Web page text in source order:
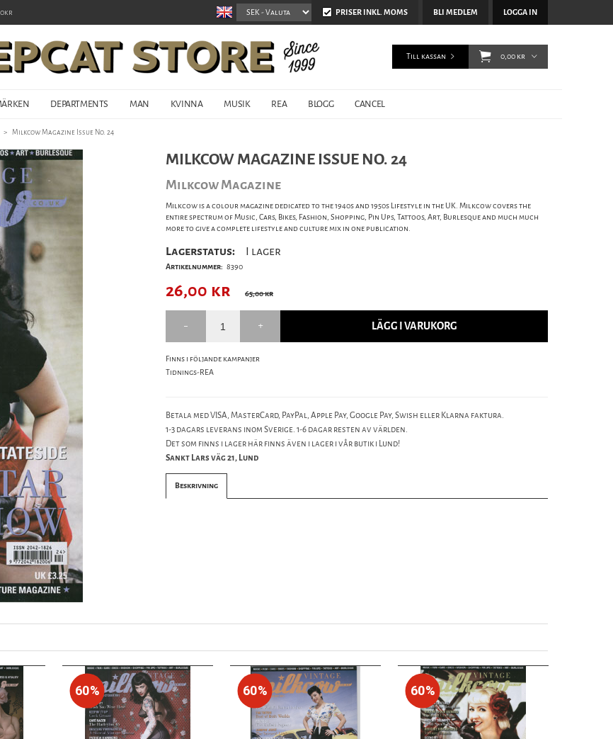
BLI MEDLEM LOGGA IN
PRISER INKL. MOMS
DEPARTMENTS MAN KVINNA MUSIK REA BLOGG CANCEL
Till kassan 0,00 kr
> Milkcow Magazine Issue No. 24
MILKCOW MAGAZINE ISSUE NO. 24
Milkcow Magazine
Milkcow is a colour magazine dedicated to the 1940s and 1950s Lifestyle in the UK. Milkcow covers the
entire spectrum of Music, Cars, Bikes, Fashion, Shopping, Pin Ups, Tattoos, Art, Burlesque and much much
more to give a complete lifestyle and culture mix in one publication.
Lagerstatus: I lager
Artikelnummer: 8390
26,00 kr 65,00 kr
LÄGG I VARUKORG
Finns i följande kampanjer
Tidnings-REA
Betala med VISA, MasterCard, PayPal, Apple Pay, Google Pay, Swish eller Klarna faktura.
1-3 dagars leverans inom Sverige. 1-6 dagar resten av världen.
Det som finns i lager här finns även i lager i vår butik i Lund!
Sankt Lars väg 21, Lund
Beskrivning
60% 60% 60%